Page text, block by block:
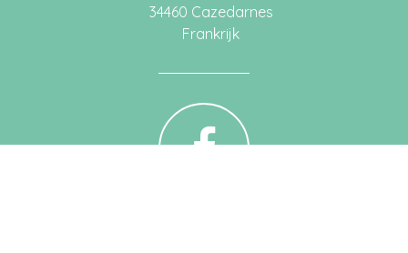
34460 Cazedarnes
Frankrijk